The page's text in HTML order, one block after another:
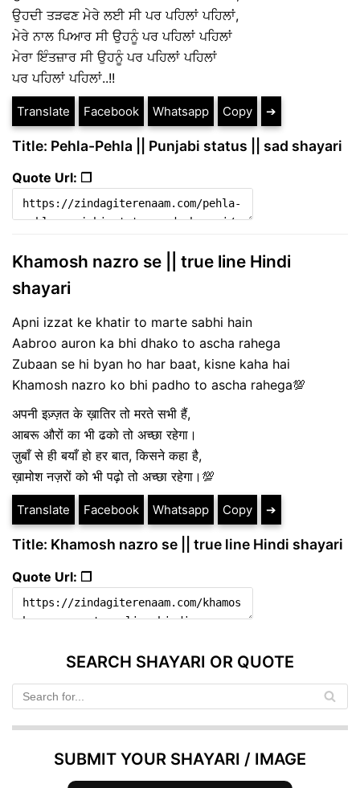
ਉਹਦੀ ਤੜਫਣ ਮੇਰੇ ਲਈ ਸੀ ਪਰ ਪਹਿਲਾਂ ਪਹਿਲਾਂ,
ਮੇਰੇ ਨਾਲ ਪਿਆਰ ਸੀ ਉਹਨੂੰ ਪਰ ਪਹਿਲਾਂ ਪਹਿਲਾਂ
ਮੇਰਾ ਇੰਤਜ਼ਾਰ ਸੀ ਉਹਨੂੰ ਪਰ ਪਹਿਲਾਂ ਪਹਿਲਾਂ
ਪਰ ਪਹਿਲਾਂ ਪਹਿਲਾਂ..!!
Translate Facebook Whatsapp Copy ➔
Title: Pehla-Pehla || Punjabi status || sad shayari
Quote Url: ❐
Khamosh nazro se || true line Hindi
shayari
Apni izzat ke khatir to marte sabhi hain
Aabroo auron ka bhi dhako to ascha rahega
Zubaan se hi byan ho har baat, kisne kaha hai
Khamosh nazro ko bhi padho to ascha rahega💯
अपनी इज़्ज़त के ख़ातिर तो मरते सभी हैं,
आबरू औरों का भी ढको तो अच्छा रहेगा।
ज़ुबाँ से ही बयाँ हो हर बात, किसने कहा है,
ख़ामोश नज़रों को भी पढ़ो तो अच्छा रहेगा।💯
Translate Facebook Whatsapp Copy ➔
Title: Khamosh nazro se || true line Hindi shayari
Quote Url: ❐
SEARCH SHAYARI OR QUOTE
SUBMIT YOUR SHAYARI / IMAGE